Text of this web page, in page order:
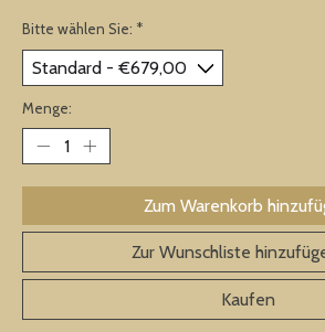
Bitte wählen Sie: *
Menge:
Zum Warenkorb
Zur Wunschliste
Kaufen